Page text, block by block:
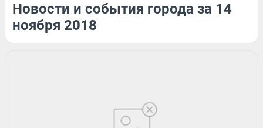
Новости и события города за 14
ноября 2018